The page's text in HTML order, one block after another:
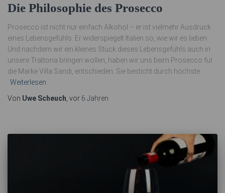
Die Philosophie des Prosecco
Prosecco ist nicht nur einfach Alkohol – er ist vielmehr Ausdruck
eines Lebensgefühls. Er widerspiegelt Italien so, wie wir es lieben.
Und nachdem wir ein kleines Stück dieses Lebensgefühls auch in
unsere Trattoria bringen wollen, haben wir uns beim Prosecco für
die Marke Villa Sandi, entschieden. Sie besticht durch höchste
Weiterlesen
Von Uwe Scheuch , vor 6 Jahren